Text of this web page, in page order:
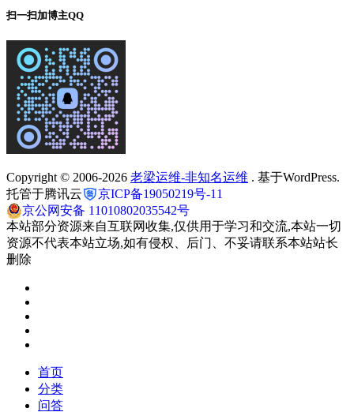
扫一扫加博主QQ
Copyright © 2006-2026 老梁运维-非知名运维 . 基于WordPress.
托管于腾讯云
京ICP备19050219号-11
京公网安备 11010802035542号
本站部分资源来自互联网收集,仅供用于学习和交流,本站一切
资源不代表本站立场,如有侵权、后门、不妥请联系本站站长
删除
首页
分类
问答